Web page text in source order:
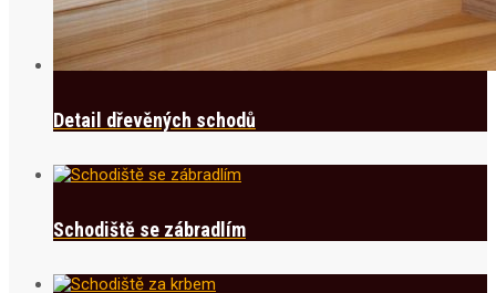
Detail dřevěných schodů
Schodiště se zábradlím